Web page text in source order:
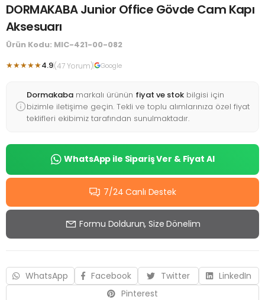
DORMAKABA Junior Office Gövde Cam Kapı
Aksesuarı
Ürün Kodu: MIC-421-00-082
★★★★★4.9(47 Yorum) Google
Dormakaba markalı ürünün fiyat ve stok bilgisi için
bizimle iletişime geçin. Tekli ve toplu alımlarınıza özel fiyat
teklifleri ekibimiz tarafından sunulmaktadır.
WhatsApp ile Sipariş Ver & Fiyat Al
7/24 Canlı Destek
Formu Doldurun, Size Dönelim
WhatsApp Facebook Twitter
LinkedIn
Pinterest